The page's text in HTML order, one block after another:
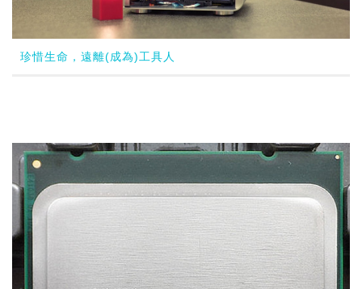
珍惜生命，遠離(成為)工具人